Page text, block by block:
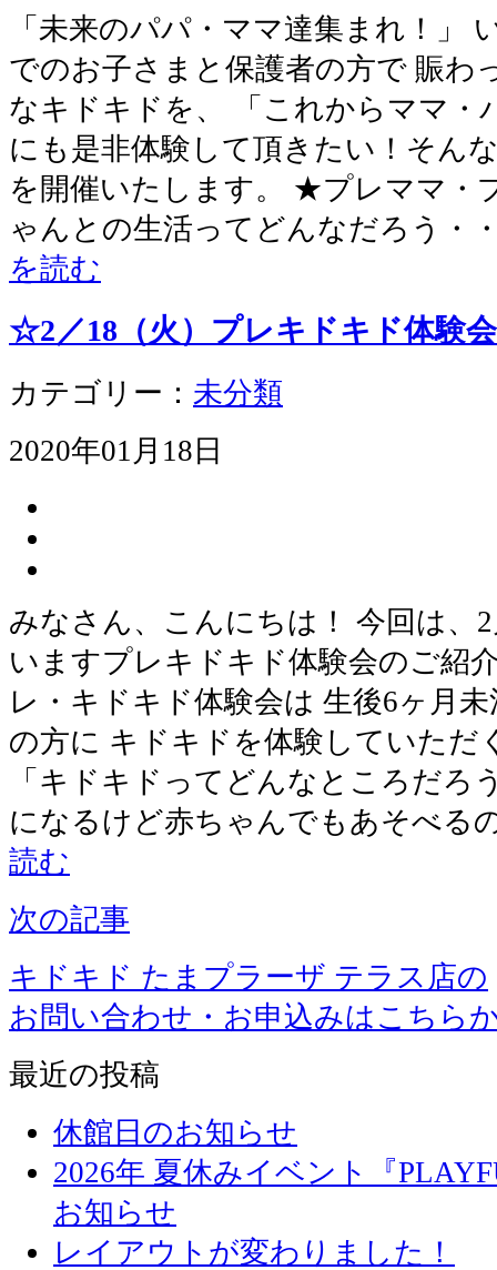
「未来のパパ・ママ達集まれ！」
でのお子さまと保護者の方で 賑わ
なキドキドを、 「これからママ・
にも是非体験して頂きたい！そん
を開催いたします。 ★プレママ・
ゃんとの生活ってどんなだろう・
を読む
☆2／18（火）プレキドキド体
カテゴリー： 未分類
2020年01月18日
みなさん、こんにちは！ 今回は、
いますプレキドキド体験会のご紹
レ・キドキド体験会は 生後6ヶ月
の方に キドキドを体験していただ
「キドキドってどんなところだろ
になるけど赤ちゃんでもあそべる
読む
次の記事
キドキド たまプラーザ テラス店の
お問い合わせ・お申込みはこちら
最近の投稿
休館日のお知らせ
2026年 夏休みイベント『
お知らせ
レイアウトが変わりました！